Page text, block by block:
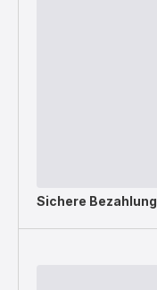
Sichere Bezahlung